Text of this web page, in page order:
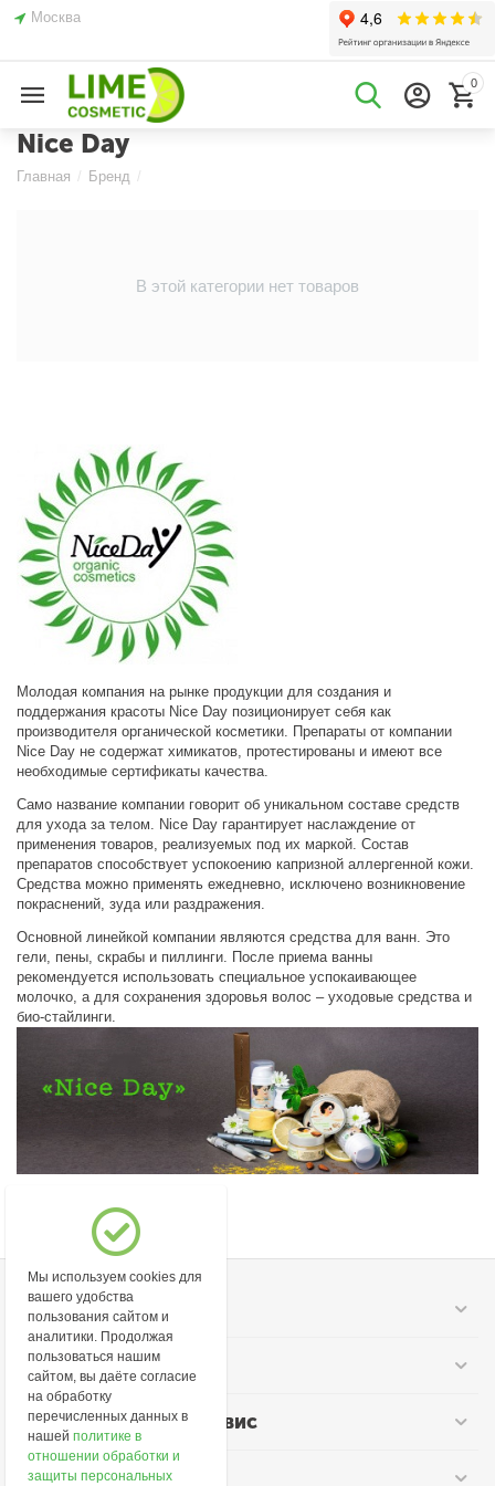
Москва
0
Nice Day
Главная / Бренд /
Молодая компания на рынке продукции для создания и
поддержания красоты Nice Day позиционирует себя как
производителя органической косметики. Препараты от компании
Nice Day не содержат химикатов, протестированы и имеют все
необходимые сертификаты качества.
Само название компании говорит об уникальном составе средств
для ухода за телом. Nice Day гарантирует наслаждение от
применения товаров, реализуемых под их маркой. Состав
препаратов способствует успокоению капризной аллергенной кожи.
Средства можно применять ежедневно, исключено возникновение
покраснений, зуда или раздражения.
Основной линейкой компании являются средства для ванн. Это
гели, пены, скрабы и пиллинги. После приема ванны
рекомендуется использовать специальное успокаивающее
молочко, а для сохранения здоровья волос – уходовые средства и
био-стайлинги.
В этой категории нет товаров
Моя учетная запись
Информация
Покупательский сервис
Контакты
Мы используем cookies для
вашего удобства
пользования сайтом и
аналитики. Продолжая
пользоваться нашим
сайтом, вы даёте согласие
на обработку
перечисленных данных в
нашейполитике в
отношении обработки и
защиты персональных